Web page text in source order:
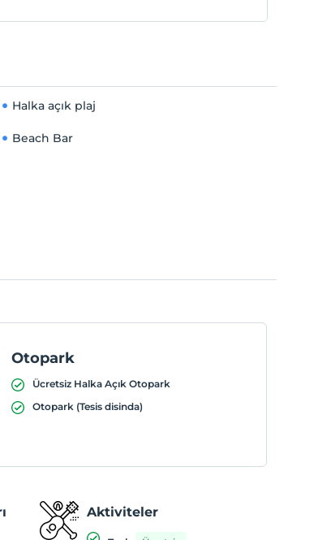
Halka açık plaj
Beach Bar
Otopark
Ücretsiz Halka Açık Otopark
Otopark (Tesis disinda)
Aktiviteler